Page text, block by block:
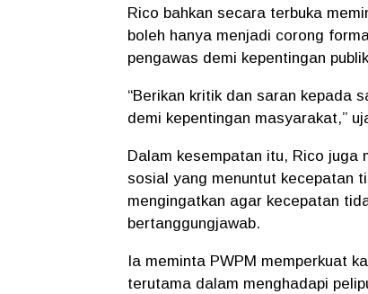
Rico bahkan secara terbuka
boleh hanya menjadi corong
pengawas demi kepentingan
“Berikan kritik dan saran kepada
demi kepentingan masyarakat,”
Dalam kesempatan itu, Rico juga
sosial yang menuntut kecepatan
mengingatkan agar kecepatan
bertanggungjawab.
Ia meminta PWPM memperkuat
terutama dalam menghadapi